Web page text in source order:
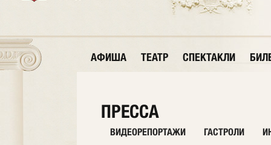
АФИША ТЕАТР СПЕКТАКЛИ
ПРЕССА
ВИДЕОРЕПОРТАЖИ ГАСТРОЛИ